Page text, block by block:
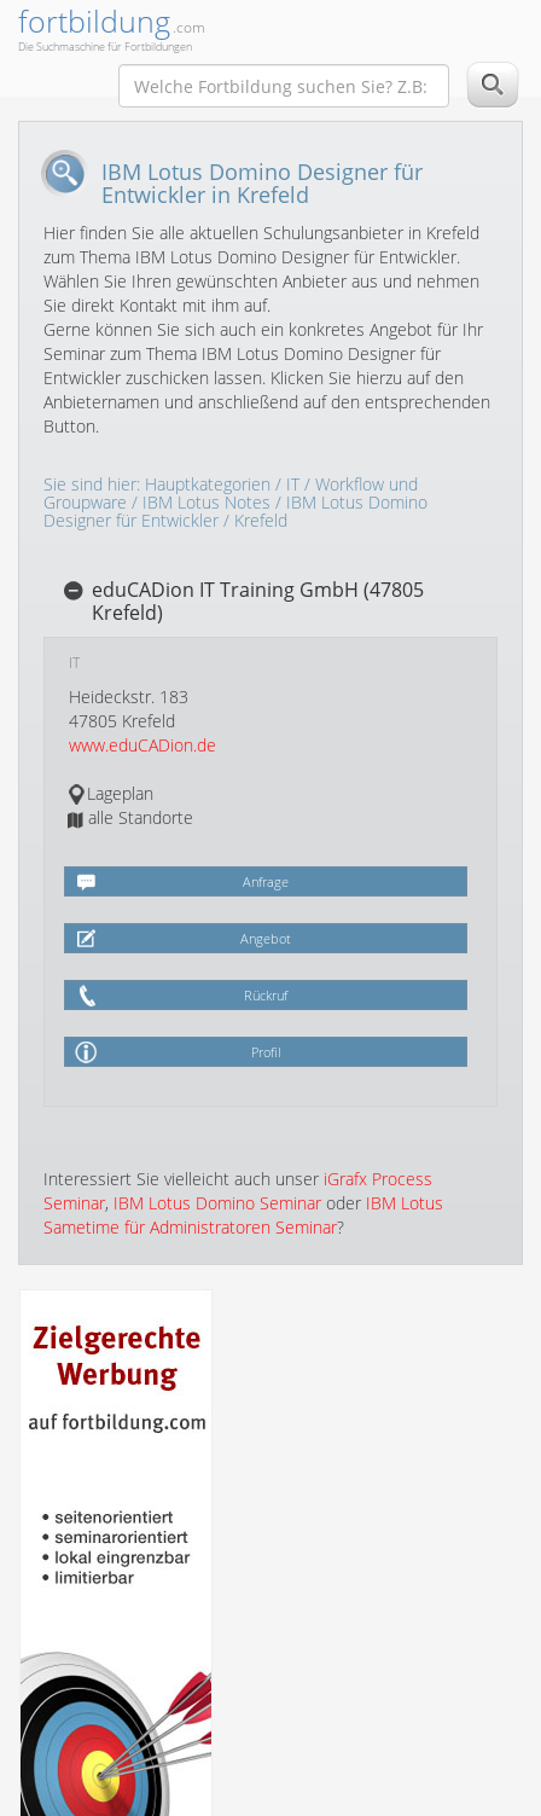
fortbildung.com
Die Suchmaschine für Fortbildungen
IBM Lotus Domino Designer für
Entwickler in Krefeld
Hier finden Sie alle aktuellen Schulungsanbieter in Krefeld
zum Thema IBM Lotus Domino Designer für Entwickler.
Wählen Sie Ihren gewünschten Anbieter aus und nehmen
Sie direkt Kontakt mit ihm auf.
Gerne können Sie sich auch ein konkretes Angebot für Ihr
Seminar zum Thema IBM Lotus Domino Designer für
Entwickler zuschicken lassen. Klicken Sie hierzu auf den
Anbieternamen und anschließend auf den entsprechenden
Button.
Sie sind hier: Hauptkategorien / IT/ Workflow und
Groupware / IBM Lotus Notes / IBM Lotus Domino
Designer für Entwickler / Krefeld
eduCADion IT Training GmbH (47805
Krefeld)
IT
Heideckstr. 183
47805 Krefeld
www.eduCADion.de
Lageplan
alle Standorte
Anfrage
Angebot
Rückruf
Profil
Interessiert Sie vielleicht auch unser iGrafx Process
Seminar, IBM Lotus Domino Seminar oder IBM Lotus
Sametime für Administratoren Seminar?